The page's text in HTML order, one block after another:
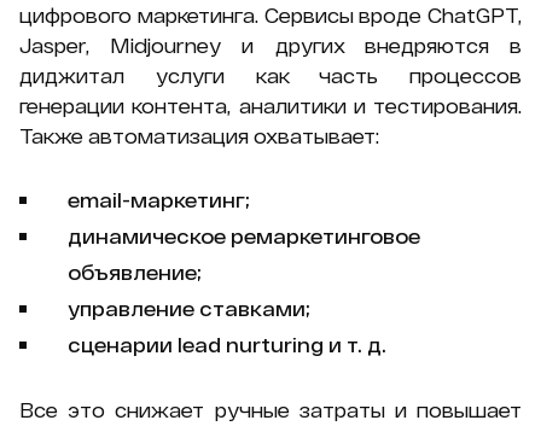
цифрового маркетинга. Сервисы вроде ChatGPT,
Jasper, Midjourney и других внедряются в
диджитал услуги как часть процессов
генерации контента, аналитики и тестирования.
Также автоматизация охватывает:
email-маркетинг;
динамическое ремаркетинговое
объявление;
управление ставками;
сценарии lead nurturing и т. д.
Все это снижает ручные затраты и повышает